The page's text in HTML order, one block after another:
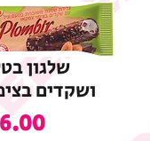
שלגון
ושקדים